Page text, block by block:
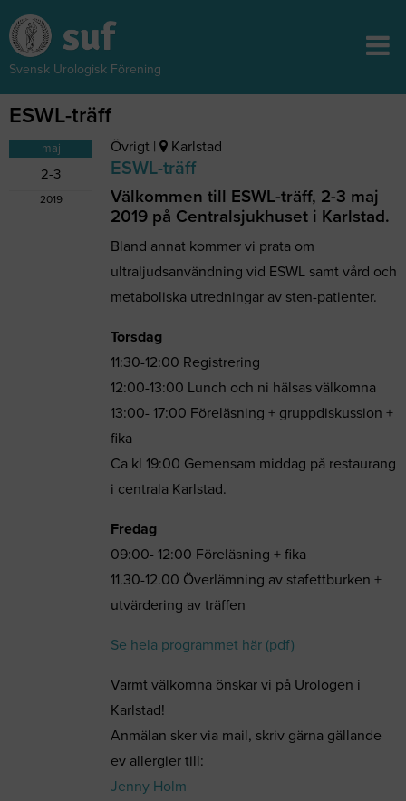
Svensk Urologisk Förening
ESWL-träff
maj
2-3
2019
Övrigt | Karlstad
ESWL-träff
Välkommen till ESWL-träff, 2-3 maj
2019 på Centralsjukhuset i Karlstad.
Bland annat kommer vi prata om
ultraljudsanvändning vid ESWL samt vård och
metaboliska utredningar av sten-patienter.
Torsdag
11:30-12:00 Registrering
12:00-13:00 Lunch och ni hälsas välkomna
13:00- 17:00 Föreläsning + gruppdiskussion +
fika
Ca kl 19:00 Gemensam middag på restaurang
i centrala Karlstad.
Fredag
09:00- 12:00 Föreläsning + fika
11.30-12.00 Överlämning av stafettburken +
utvärdering av träffen
Se hela programmet här (pdf)
Varmt välkomna önskar vi på Urologen i
Karlstad!
Anmälan sker via mail, skriv gärna gällande
ev allergier till:
Jenny Holm